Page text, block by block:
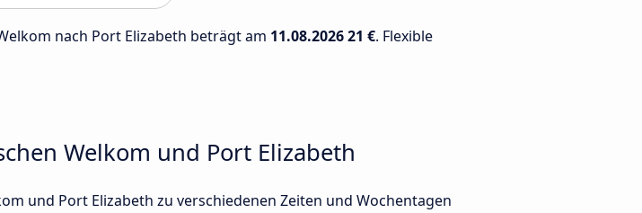
nach Port Elizabeth beträgt am 11.08.202621 €. Flexible
Welkom und Port Elizabeth
und Port Elizabeth zu verschiedenen Zeiten und Wochentagen